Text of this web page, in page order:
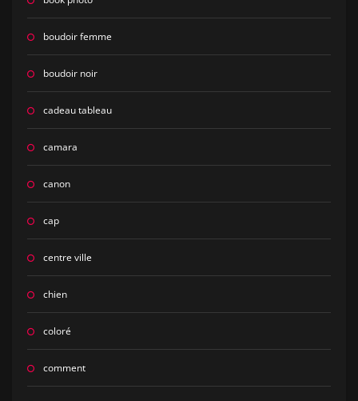
boudoir femme
boudoir noir
cadeau tableau
camara
canon
cap
centre ville
chien
coloré
comment